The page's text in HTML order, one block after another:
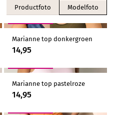
Productfoto Modelfoto
Marianne top donkergroen
14,95
Marianne top pastelroze
14,95